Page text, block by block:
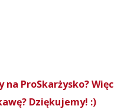
na ProSkarżysko? Więc
Dziękujemy! :)